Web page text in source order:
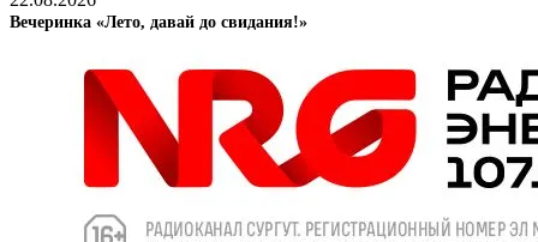
Вечеринка «Лето, давай до свидания!»